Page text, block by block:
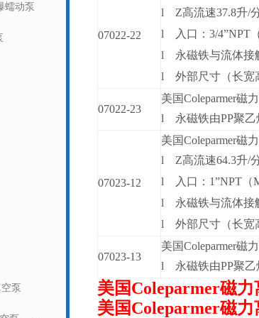
蠕动泵
泵
07022-22
l
Z高流速37.8升/
l
入口：3/4”NPT
l
永磁铁与流体接
l
外部尺寸（长宽
07022-23
美国Coleparmer磁
l
永磁铁由PP聚
07023-12
美国Coleparmer磁
l
Z高流速64.3升/
l
入口：1”NPT（
l
永磁铁与流体接
l
外部尺寸（长宽
07023-13
美国Coleparmer磁
l
永磁铁由PP聚
美国Coleparmer磁力
美国Coleparmer磁力